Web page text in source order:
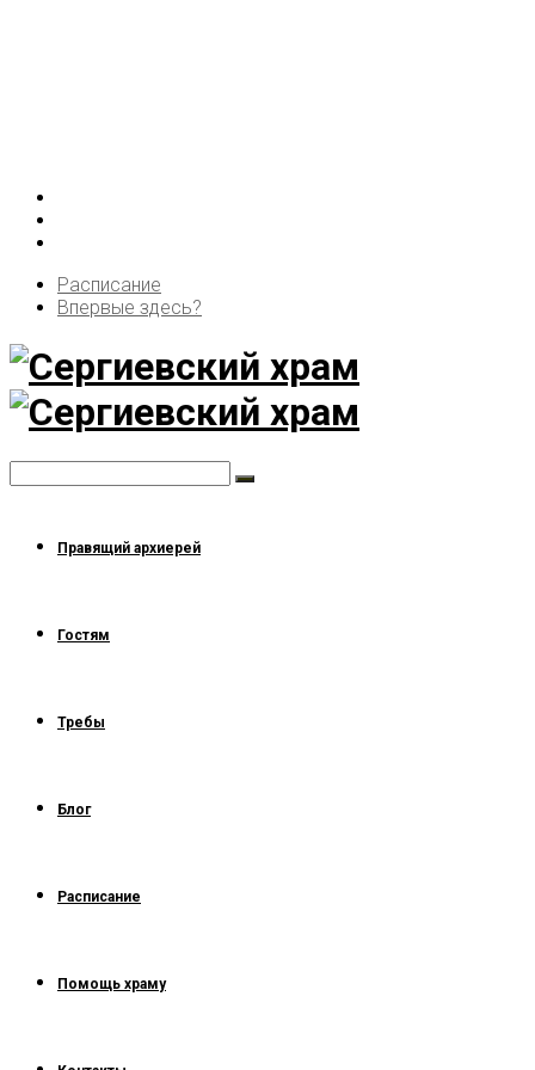
Расписание
Впервые здесь?
Правящий архиерей
Гостям
Требы
Блог
Расписание
Помощь храму